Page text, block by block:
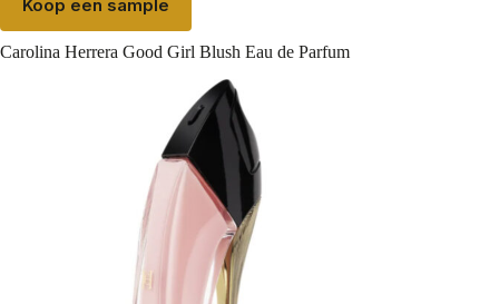
Koop een sample
Carolina Herrera Good Girl Blush Eau de Parfum